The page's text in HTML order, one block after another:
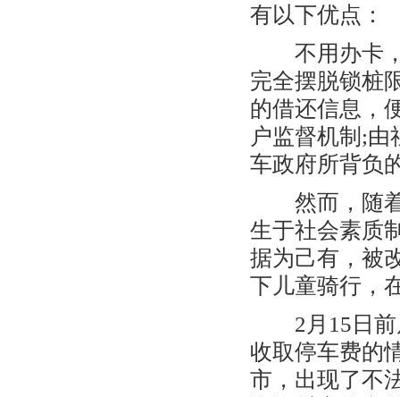
有以下优点：
不用办卡，
完全摆脱锁桩
的借还信息，
户监督机制;
车政府所背负
然而，随着
生于社会素质
据为己有，被
下儿童骑行，
2月15日前
收取停车费的
市，出现了不